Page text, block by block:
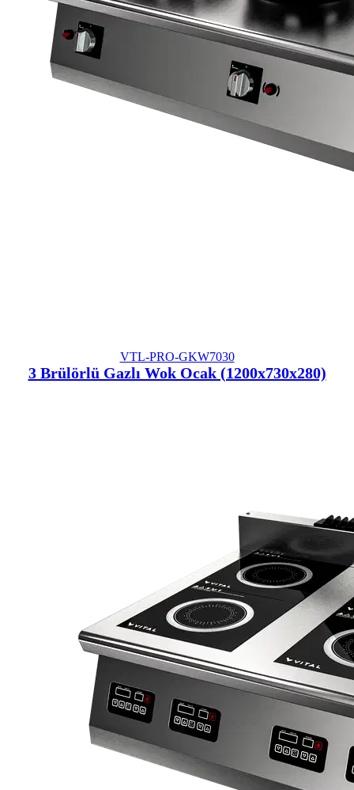
VTL-PRO-GKW7030
3 Brülörlü Gazlı Wok Ocak (1200x730x280)